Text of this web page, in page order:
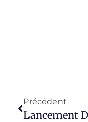
Précédent